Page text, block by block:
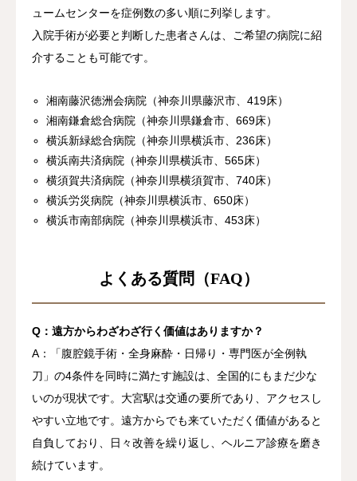
ュームセンターを症例数の多い順に列挙します。
入院手術が必要と判断した患者さんは、ご希望の病院に紹
介することも可能です。
湘南藤沢徳洲会病院（神奈川県藤沢市、419床）
湘南鎌倉総合病院（神奈川県鎌倉市、669床）
横浜新緑総合病院（神奈川県横浜市、236床）
横浜南共済病院（神奈川県横浜市、565床）
横須賀共済病院（神奈川県横須賀市、740床）
横浜労災病院（神奈川県横浜市、650床）
横浜市南部病院（神奈川県横浜市、453床）
よくある質問（FAQ）
Q：遠方からわざわざ行く価値はありますか？
A：「腹腔鏡手術・全身麻酔・日帰り・専門医が全例執
刀」の4条件を同時に満たす施設は、全国的にもまだ少な
いのが現状です。大宮駅は交通の要所であり、アクセスし
やすい立地です。遠方からでも来ていただく価値があると
自負しており、日々改善を繰り返し、ヘルニア診療を磨き
続けています。